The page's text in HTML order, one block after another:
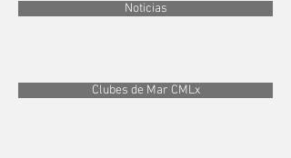
Noticias
Clubes de Mar CMLx